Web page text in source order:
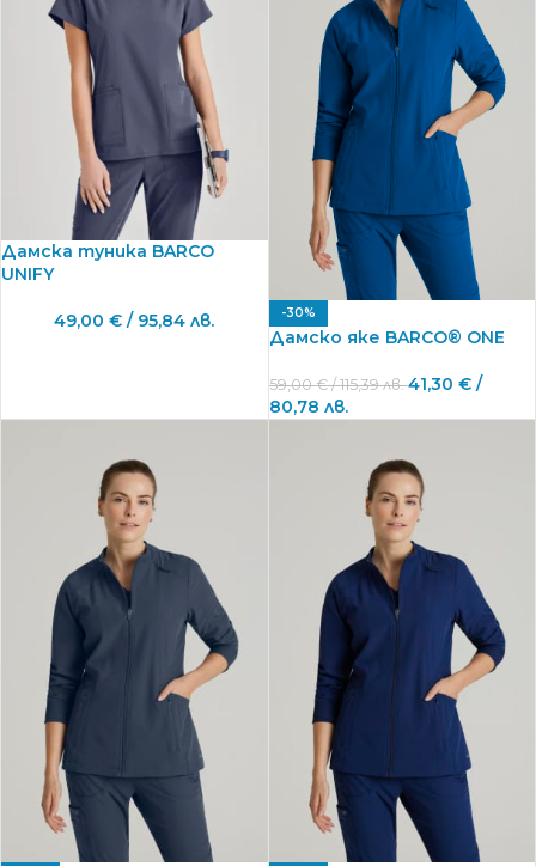
Дамска туника BARCO
UNIFY
49,00€ / 95,84 лв. -30%
Дамско яке BARCO® ONE
59,00€/ 115,39 лв.41,30 €/
80,78 лв.